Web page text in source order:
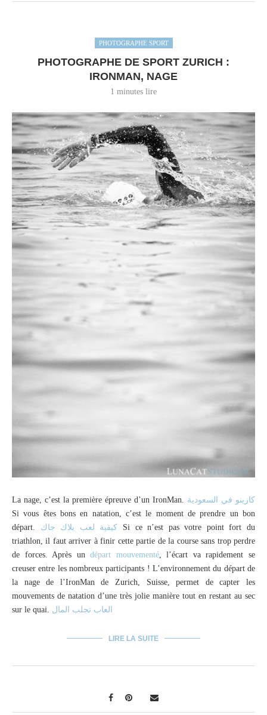
PHOTOGRAPHE SPORT
PHOTOGRAPHE DE SPORT ZURICH :
IRONMAN, NAGE
1 minutes lire
La nage, c’est la première épreuve d’un IronMan. كازينو في السعودية
Si vous êtes bons en natation, c’est le moment de prendre un bon
départ. كيفية لعب بلاك جاك Si ce n’est pas votre point fort du
triathlon, il faut arriver à finir cette partie de la course sans trop perdre
de forces. Après undépart mouvementé, l’écart va rapidement se
creuser entre les nombreux participants ! L’environnement du départ de
la nage de l’IronMan de Zurich, Suisse, permet de capter les
mouvements de natation d’une très jolie manière tout en restant au sec
sur le quai. العاب تجلب المال
LIRE LA SUITE